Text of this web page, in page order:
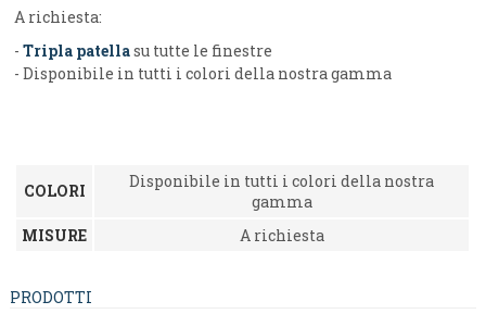
A richiesta:
-Tripla patellasu tutte le finestre
- Disponibile in tutti i colori della nostra gamma
COLORI
Disponibile in tutti i colori della nostra
gamma
MISURE
A richiesta
PRODOTTI